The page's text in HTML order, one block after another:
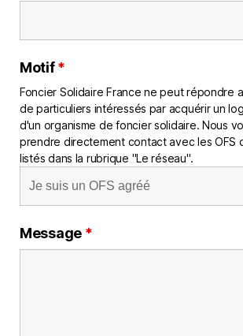
Motif*
Foncier Solidaire France ne peut répondre
de particuliers intéressés par acquérir un
d'un organisme de foncier solidaire. Nous
prendre directement contact avec les OFS
listés dans la rubrique "Le réseau".
Message *